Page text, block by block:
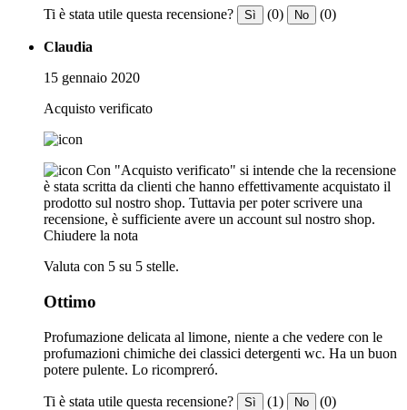
Ti è stata utile questa recensione? Sì (0) No (0)
Claudia
15 gennaio 2020
Acquisto verificato
Con "Acquisto verificato" si intende che la recensione
è stata scritta da clienti che hanno effettivamente acquistato il
prodotto sul nostro shop. Tuttavia per poter scrivere una
recensione, è sufficiente avere un account sul nostro shop.
Chiudere la nota
Valuta con 5 su 5 stelle.
Ottimo
Profumazione delicata al limone, niente a che vedere con le
profumazioni chimiche dei classici detergenti wc. Ha un buon
potere pulente. Lo ricompreró.
Ti è stata utile questa recensione? Sì (1) No (0)